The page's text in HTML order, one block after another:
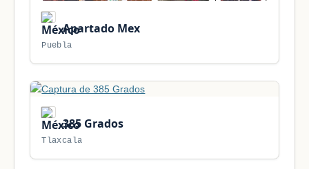
Apartado Mex
Puebla
385 Grados
Tlaxcala